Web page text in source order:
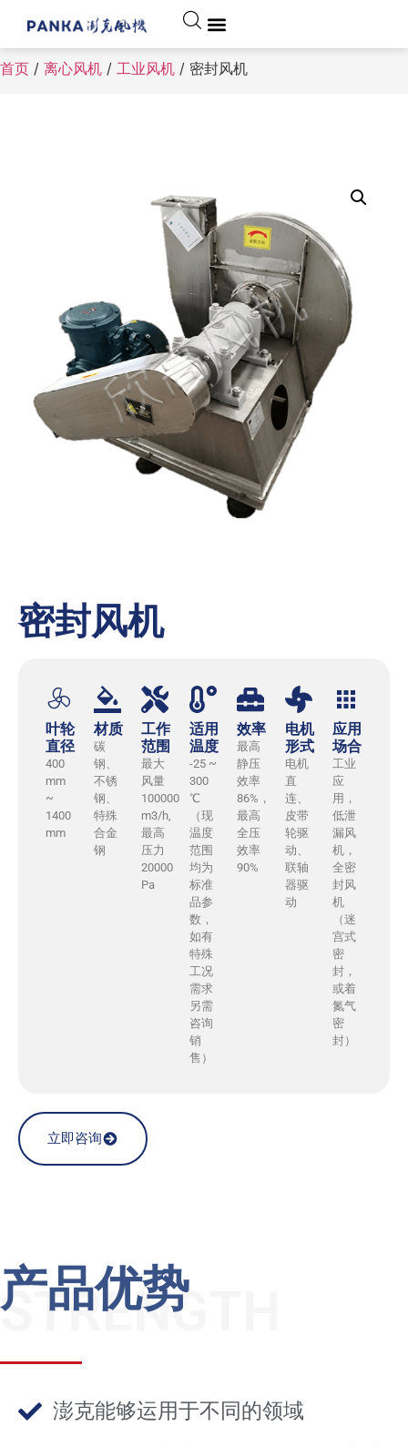
首页 / 离心风机 / 工业风机 / 密封风机
密封风机
叶轮
直径
400
mm
~
1400
mm
材质
碳
钢、
不锈
钢、
特殊
合金
钢
工作
范围
最大
风量
100000
m3/h,
最高
压力
20000
Pa
适用
温度
-25 ~
300
℃
（现
温度
范围
均为
标准
品参
数，
如有
特殊
工况
需求
另需
咨询
销
售）
效率
最高
静压
效率
86%，
最高
全压
效率
90%
电机
形式
电机
直
连、
皮带
轮驱
动、
联轴
器驱
动
应用
场合
工业
应
用，
低泄
漏风
机，
全密
封风
机
（迷
宫式
密
封，
或着
氮气
密
封）
立即咨询
产品优势
STRENGTH
澎克能够运用于不同的领域